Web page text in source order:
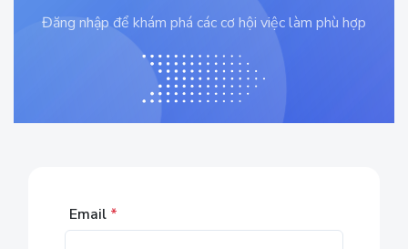
Đăng nhập để khám phá các cơ hội việc làm phù hợp
Email *